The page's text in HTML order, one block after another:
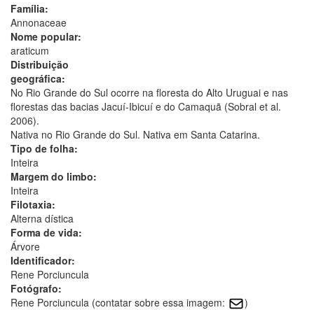
Família:
Annonaceae
Nome popular:
araticum
Distribuição
geográfica:
No Rio Grande do Sul ocorre na floresta do Alto Uruguai e nas
florestas das bacias Jacuí-Ibicuí e do Camaquã (Sobral et al.
2006).
Nativa no Rio Grande do Sul. Nativa em Santa Catarina.
Tipo de folha:
Inteira
Margem do limbo:
Inteira
Filotaxia:
Alterna dística
Forma de vida:
Árvore
Identificador:
Rene Porciuncula
Fotógrafo:
Rene Porciuncula (contatar sobre essa imagem:
)